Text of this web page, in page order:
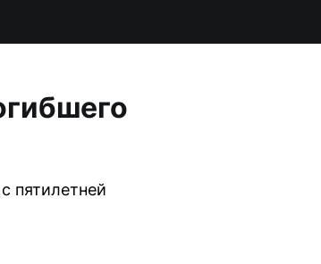
пятилетней